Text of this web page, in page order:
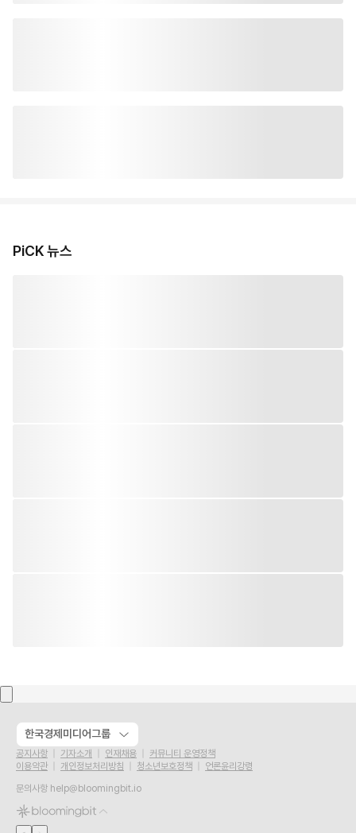
PiCK 뉴스
한국경제미디어그룹
공지사항 기자소개 인재채용
커뮤니티 운영정책
이용약관
개인정보처리방침 청소년보호정책
언론윤리강령
문의사항 help@bloomingbit.io